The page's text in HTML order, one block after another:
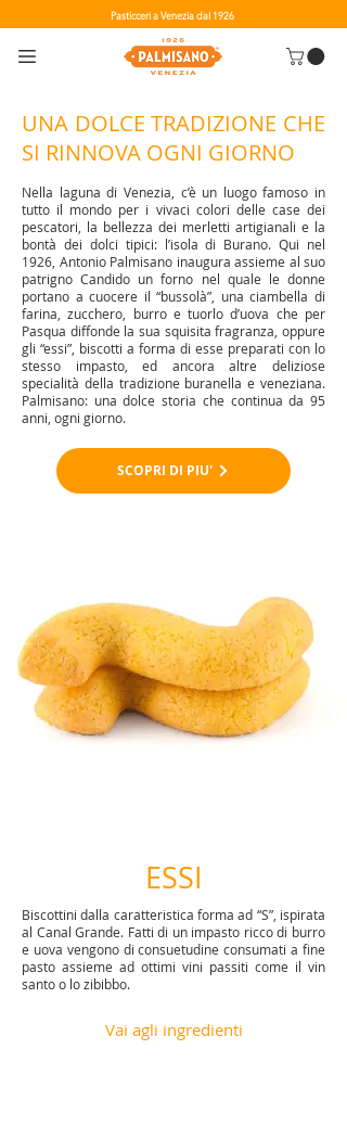
Pasticceri a Venezia dal 1926
UNA DOLCE TRADIZIONE CHE
SI RINNOVA OGNI GIORNO
Nella laguna di Venezia, c’è un luogo famoso in
tutto il mondo per i vivaci colori delle case dei
pescatori, la bellezza dei merletti artigianali e la
bontà dei dolci tipici: l’isola di Burano. Qui nel
1926, Antonio Palmisano inaugura assieme al suo
patrigno Candido un forno nel quale le donne
portano a cuocere il “bussolà”, una ciambella di
farina, zucchero, burro e tuorlo d’uova che per
Pasqua diffonde la sua squisita fragranza, oppure
gli “essi”, biscotti a forma di esse preparati con lo
stesso impasto, ed ancora altre deliziose
specialità della tradizione buranella e veneziana.
Palmisano: una dolce storia che continua da 95
anni, ogni giorno.
SCOPRI DI PIU'
ESSI
Biscottini dalla caratteristica forma ad “S”, ispirata
al Canal Grande. Fatti di un impasto ricco di burro
e uova vengono di consuetudine consumati a fine
pasto assieme ad ottimi vini passiti come il vin
santo o lo zibibbo.
Vai agli ingredienti